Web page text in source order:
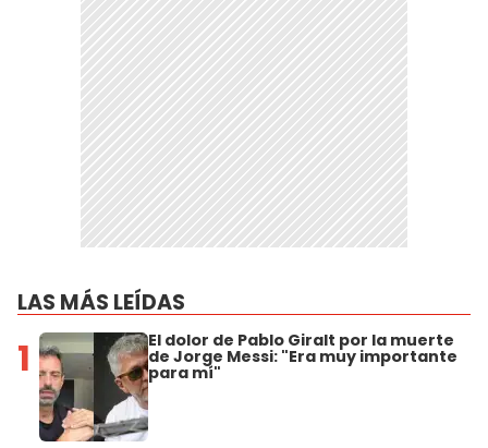
LAS MÁS LEÍDAS
1 El dolor de Pablo Giralt por la muerte
de Jorge Messi: "Era muy importante
para mí"